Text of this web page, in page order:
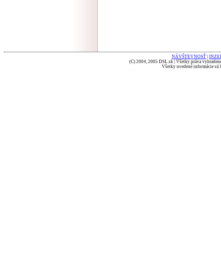
NÁVŠTEVNOSŤ
(C) 2004, 2005 DSL.sk | Všetky práva
Všetky uvedené informácie sú